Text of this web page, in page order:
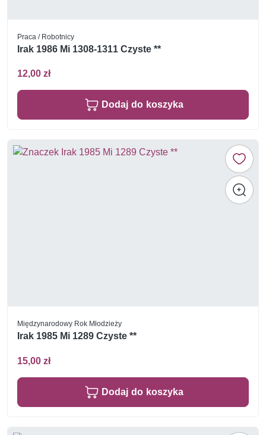
Praca / Robotnicy
Irak 1986 Mi 1308-1311 Czyste **
12,00 zł
Dodaj do koszyka
Międzynarodowy Rok Młodzieży
Irak 1985 Mi 1289 Czyste **
15,00 zł
Dodaj do koszyka